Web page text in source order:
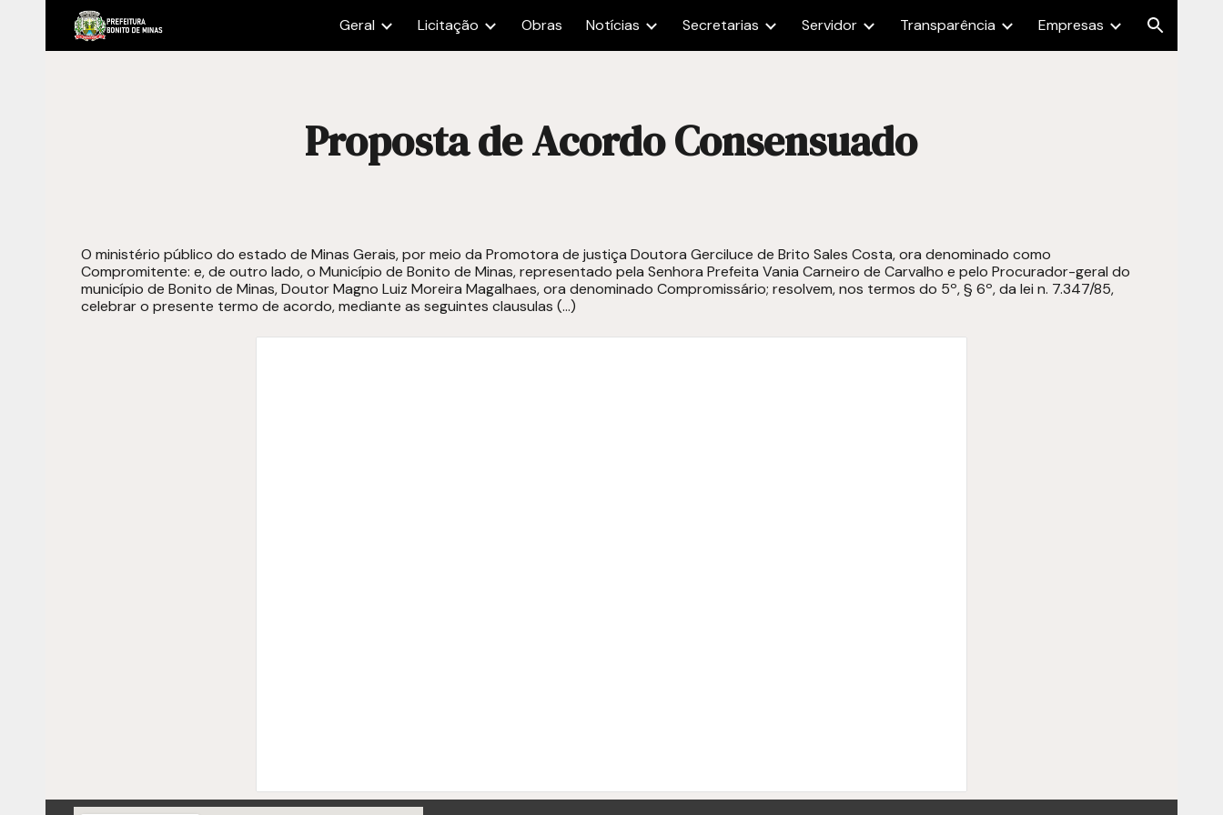
Skip to main content Skip to navigation
Geral Licitação Obras Notícias Secretarias Servidor Transparência Empresas
Proposta de Acordo Consensuado
O ministério público do estado de Minas Gerais, por meio da Promotora de justiça Doutora Gerciluce de Brito Sales Costa, ora denominado como
Compromitente: e, de outro lado, o Município de Bonito de Minas, representado pela Senhora Prefeita Vania Carneiro de Carvalho e pelo Procurador-geral do
município de Bonito de Minas, Doutor Magno Luiz Moreira Magalhaes, ora denominado Compromissário; resolvem, nos termos do 5º, § 6º, da lei n. 7.347/85,
celebrar o presente termo de acordo, mediante as seguintes clausulas (...)